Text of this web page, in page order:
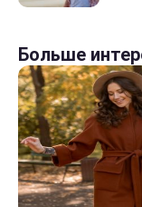
Больше